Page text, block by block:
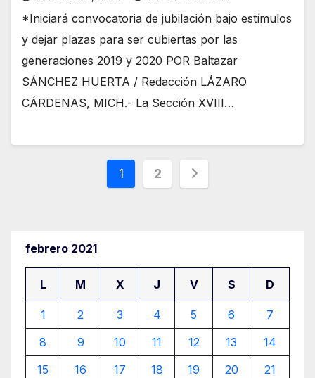
*Iniciará convocatoria de jubilación bajo estímulos
y dejar plazas para ser cubiertas por las
generaciones 2019 y 2020 POR Baltazar
SÁNCHEZ HUERTA / Redacción LÁZARO
CÁRDENAS, MICH.- La Sección XVIII…
Paginación
1 2
febrero 2021
L M X J V S D
1 2 3 4 5 6
7
8
9 10 11 12 13
14
15
16 17 18 19 20
21